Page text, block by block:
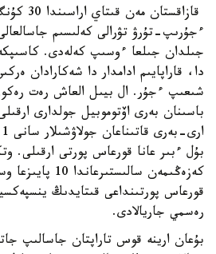
ءجۇرىپ-تۇرۋ تۋرالى كەلىسىم
جىلدان جىلعا ءوسىپ كەلەدى.
دا، قاراپايىم ادامدار دا شەكارادان
شىعىپ ءجۇر. ال بيىل العاش رەت
باسىنان بەرى اۆتوموبيل جولدارى
بۇل ءبىر عانا قورعاس پورتى
كەزەڭىمەن
قورعاس پورتىنداعى قىتايدىڭ
رەسمي جاريالادى.
بۇعان ارينە قوس تاراپتان جاسالىپ